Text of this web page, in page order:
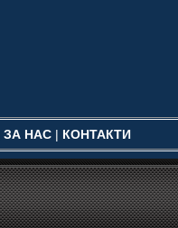
ЗА НАС| КОНТАКТИ